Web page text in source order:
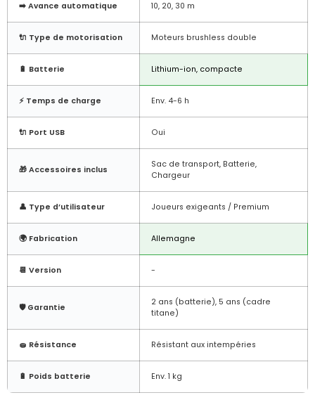
➡️ Avance automatique 10, 20, 30 m
🔌 Type de motorisation Moteurs brushless double
🔋 Batterie Lithium-ion, compacte
⚡ Temps de charge Env. 4-6 h
🔌 Port USB Oui
🎁 Accessoires inclus
Sac de transport, Batterie,
Chargeur
👤 Type d’utilisateur Joueurs exigeants / Premium
🌍 Fabrication Allemagne
📆 Version -
🛡️ Garantie
2 ans (batterie), 5 ans (cadre
titane)
🧽 Résistance Résistant aux intempéries
🔋 Poids batterie Env. 1 kg